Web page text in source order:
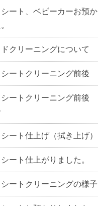
ート、ベビーカーお預か
クリーニングについて
ートクリーニング前後
ートクリーニング前後
ート仕上げ（拭き上げ）
ート仕上がりました。
ートクリーニングの様子